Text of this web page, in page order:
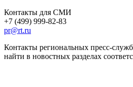
Контакты для СМИ
+7 (499) 999-82-83
pr@rt.ru
Контакты региональных пресс-
найти в новостных разделах